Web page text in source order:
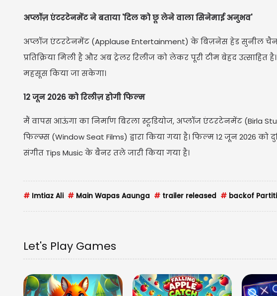
अप्लॉज़ एंटरटेनमेंट ने बताया 'दिल को छू लेने वाला सिनेमाई अनुभव'
अप्लॉज एंटरटेनमेंट (Applause Entertainment) के बिज़नेस हेड सुनील
प्रतिक्रिया मिली है और अब ट्रेलर रिलीज को लेकर पूरी टीम बेहद
महसूस किया जा सकेगा।
12 जून 2026 को रिलीज़ होगी फिल्म
मैं वापस आऊंगा का निर्माण बिरला स्टूडियोज, अप्लॉज एंटरटेनमेंट (Birla
फिल्म्स (Window Seat Films) द्वारा किया गया है। फिल्म 12 जून 2026 को
संगीत Tips Music के बैनर तले जारी किया गया है।
# Imtiaz Ali # Main Wapas Aaunga # trailer released # backof
Let's Play Games